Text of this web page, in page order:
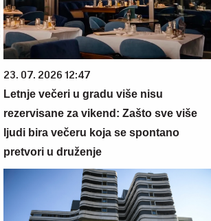
23. 07. 2026 12:47
Letnje večeri u gradu više nisu
rezervisane za vikend: Zašto sve više
ljudi bira večeru koja se spontano
pretvori u druženje